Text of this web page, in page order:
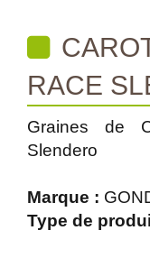
RACE
Graines de
Slendero
Marque :
Type de